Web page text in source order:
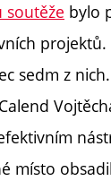
soutěže bylo
projektů.
sedm z
místo